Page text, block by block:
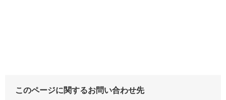
このページに関するお問い合わせ先